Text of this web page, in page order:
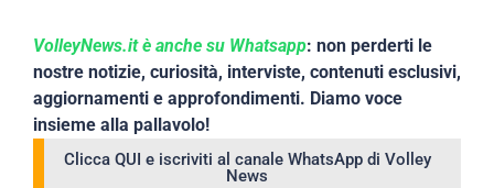
VolleyNews.it è anche su Whatsapp: non perderti le
nostre notizie, curiosità, interviste, contenuti esclusivi,
aggiornamenti e approfondimenti. Diamo voce
insieme alla pallavolo!
Clicca QUI e iscriviti al canale WhatsApp di Volley
News